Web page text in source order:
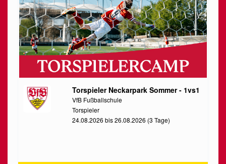
Torspieler Neckarpark Sommer - 1vs1
VfB Fußballschule
Torspieler
24.08.2026 bis 26.08.2026 (3 Tage)